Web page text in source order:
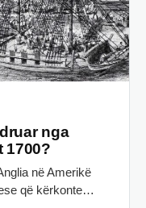
nga
1700?
në Amerikë
që kërkonte…